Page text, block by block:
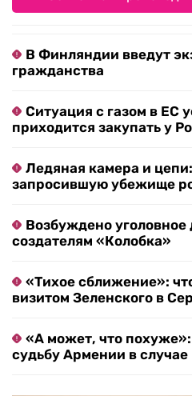
В Финляндии введут
гражданства
Ситуация с газом в ЕС
приходится закупать у
Ледяная камера и
запросившую убежище
Возбуждено уголовное
создателям «Колобка»
«Тихое сближение»:
визитом Зеленского в
«А может, что
судьбу Армении в